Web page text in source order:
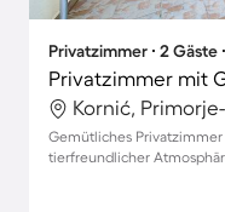
Privatzimmer ∙ 2 Gäste
Privatzimmer mit
Kornić,
Gemütliches
tierfreundlicher